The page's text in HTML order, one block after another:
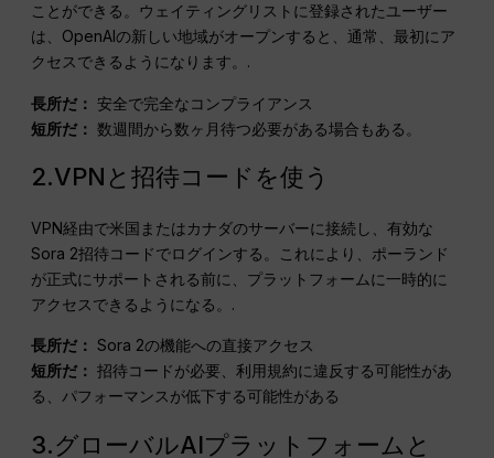
ことができる。ウェイティングリストに登録されたユーザー
は、OpenAIの新しい地域がオープンすると、通常、最初にア
クセスできるようになります。.
長所だ： 安全で完全なコンプライアンス
短所だ： 数週間から数ヶ月待つ必要がある場合もある。
2.VPNと招待コードを使う
VPN経由で米国またはカナダのサーバーに接続し、有効な
Sora 2招待コードでログインする。これにより、ポーランド
が正式にサポートされる前に、プラットフォームに一時的に
アクセスできるようになる。.
長所だ： Sora 2の機能への直接アクセス
短所だ： 招待コードが必要、利用規約に違反する可能性があ
る、パフォーマンスが低下する可能性がある
3.グローバルAIプラットフォームと